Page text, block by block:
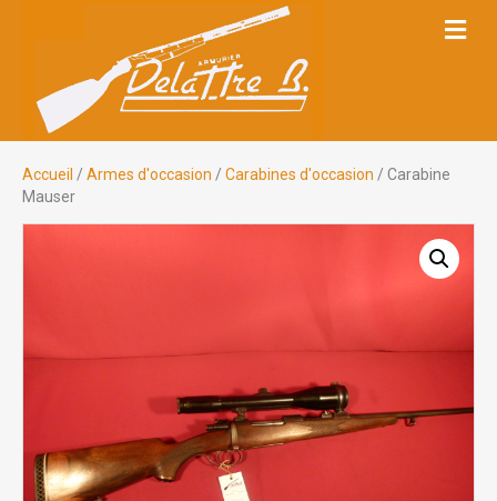
M
E
Accueil / Armes d'occasion / Carabines d'occasion / Carabine
Mauser